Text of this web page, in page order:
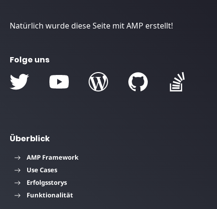
Natürlich wurde diese Seite mit AMP erstellt!
Folge uns
Überblick
AMP Framework
Use Cases
Erfolgsstorys
Funktionalität